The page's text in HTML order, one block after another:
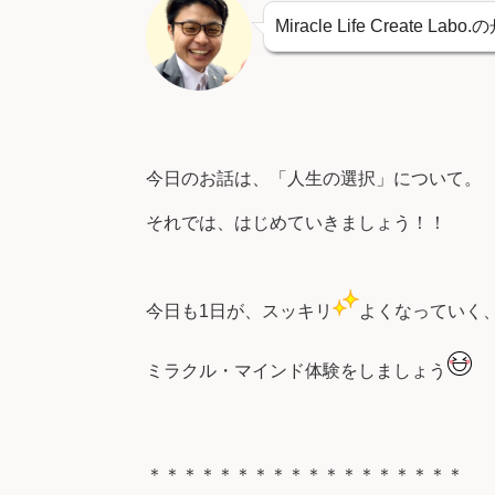
Miracle Life Create Labo.の
今日のお話は、「人生の選択」について。
それでは、はじめていきましょう！！
今日も1日が、スッキリ よくなっていく、
ミラクル・マインド体験をしましょう
＊＊＊＊＊＊＊＊＊＊＊＊＊＊＊＊＊＊